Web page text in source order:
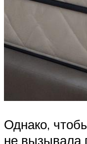
Однако,
не вызывала